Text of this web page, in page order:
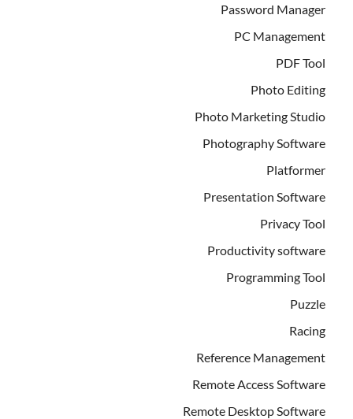
Password Manager
PC Management
PDF Tool
Photo Editing
Photo Marketing Studio
Photography Software
Platformer
Presentation Software
Privacy Tool
Productivity software
Programming Tool
Puzzle
Racing
Reference Management
Remote Access Software
Remote Desktop Software